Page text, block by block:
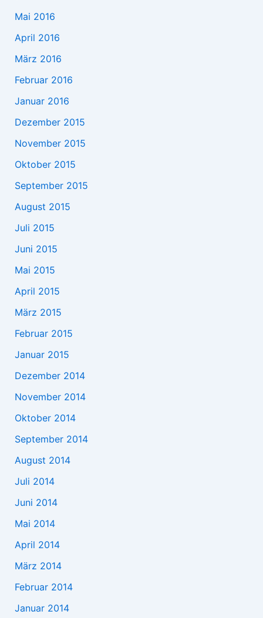
Mai 2016
April 2016
März 2016
Februar 2016
Januar 2016
Dezember 2015
November 2015
Oktober 2015
September 2015
August 2015
Juli 2015
Juni 2015
Mai 2015
April 2015
März 2015
Februar 2015
Januar 2015
Dezember 2014
November 2014
Oktober 2014
September 2014
August 2014
Juli 2014
Juni 2014
Mai 2014
April 2014
März 2014
Februar 2014
Januar 2014